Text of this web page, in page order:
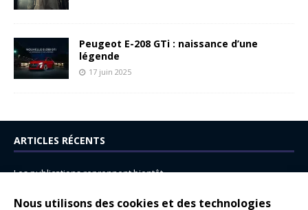
Nous utilisons des cookies et des technologies
Peugeot E-208 GTi : naissance d’une
légende
17 juin 2025
ARTICLES RÉCENTS
Les publications reprennent bientôt…